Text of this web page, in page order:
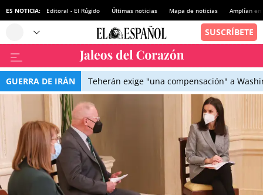
ES NOTICIA: Editoral - El Rúgido Últimas noticias Mapa de noticias Amplían
GUERRA DE IRÁN Teherán exige "una compensación" a